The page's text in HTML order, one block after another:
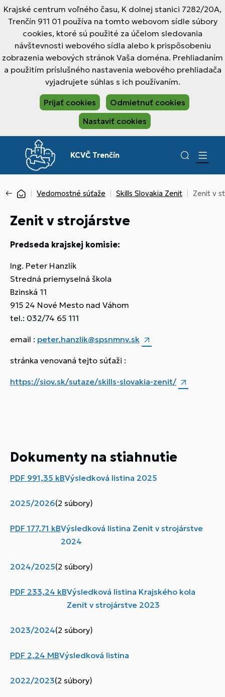
Krajské centrum voľného času, K dolnej stanici 7282/20A,
Trenčín 911 01 používa na tomto webovom sídle súbory
cookies, ktoré sú použité za účelom sledovania
návštevnosti webového sídla alebo k prispôsobeniu
zobrazenia webových stránok Vaša doména. Prehliadaním
a použitím príslušného nastavenia webového prehliadača
vyjadrujete súhlas s ich používaním.
Prijať cookies
Odmietnuť cookies
Nastaviť cookies
KCVČ Trenčín
Vedomostné súťaže Skills Slovakia Zenit Zenit v
Zenit v strojárstve
Predseda krajskej komisie:
Ing. Peter Hanzlík
Stredná priemyselná škola
Bzinská 11
915 24 Nové Mesto nad Váhom
tel.: 032/74 65 111
email : peter.hanzlik@spsnmnv.sk
stránka venovaná tejto súťaži :
https://siov.sk/sutaze/skills-slovakia-zenit/
Dokumenty na stiahnutie
PDF 991,35 kBVýsledková listina 2025
2025/2026(2 súbory)
PDF177,71 kBVýsledková listina Zenit v strojárstve
2024
2024/2025(2 súbory)
PDF 233,24 kBVýsledková listina Krajského kola
Zenit v strojárstve 2023
2023/2024(2 súbory)
PDF 2,24 MBVýsledková listina
2022/2023(2 súbory)